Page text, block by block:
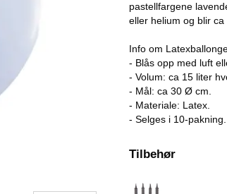
pastellfargene
eller helium og blir ca
Info om
- Blås opp med luft
- Volum: ca 15 liter
- Mål: ca 30 Ø cm.
- Materiale: Latex.
- Selges i 10-pakning.
Tilbehør